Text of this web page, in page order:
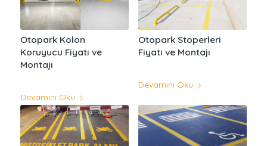
Otopark Kolon
Koruyucu Fiyatı ve
Montajı
Devamını Oku
Otopark Stoperleri
Fiyatı ve Montajı
Devamını Oku